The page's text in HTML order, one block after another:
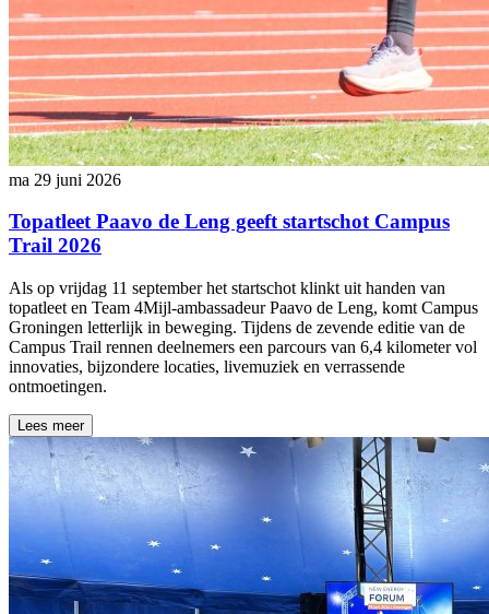
ma 29 juni 2026
Topatleet Paavo de Leng geeft startschot Campus
Trail 2026
Als op vrijdag 11 september het startschot klinkt uit handen van
topatleet en Team 4Mijl-ambassadeur Paavo de Leng, komt Campus
Groningen letterlijk in beweging. Tijdens de zevende editie van de
Campus Trail rennen deelnemers een parcours van 6,4 kilometer vol
innovaties, bijzondere locaties, livemuziek en verrassende
ontmoetingen.
Lees meer